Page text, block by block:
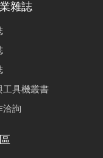
雜誌
工具機叢書
洽詢